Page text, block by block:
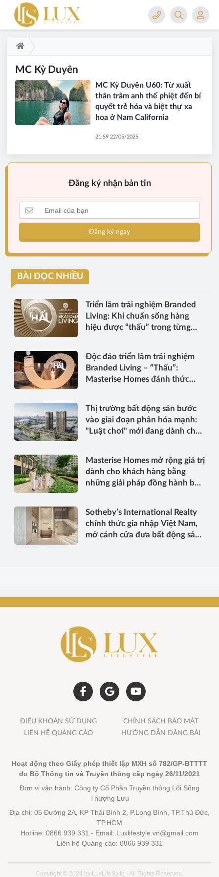
MC Kỳ Duyên
MC Kỳ Duyên U60: Từ xuất
thân trâm anh thế phiệt đến bí
quyết trẻ hóa và biệt thự xa
hoa ở Nam California
21:59 22/05/2025
Đăng ký nhận bản tin
Đăng ký ngay
BÀI ĐỌC NHIỀU
Triển lãm trải nghiệm Branded
Living: Khi chuẩn sống hàng
hiệu được “thấu” trong từng
Độc đáo triển lãm trải nghiệm
Branded Living – “Thấu”:
Masterise Homes đánh thức
Thị trường bất động sản bước
vào giai đoạn phân hóa mạnh:
"Luật chơi" mới đang dành cho
Masterise Homes mở rộng giá trị
dành cho khách hàng bằng
những giải pháp đồng hành bền
Sotheby’s International Realty
chính thức gia nhập Việt Nam,
mở cánh cửa đưa bất động sản
ĐIỀU KHOẢN SỬ DỤNG
CHÍNH SÁCH BẢO MẬT
LIÊN HỆ QUẢNG CÁO
HƯỚNG DẪN ĐĂNG BÀI
Hoạt động theo Giấy phép thiết lập MXH số 782/GP-BTTTT
do Bộ Thông tin và Truyền thông cấp ngày 26/11/2021
Đơn vị vận hành: Công ty Cổ Phần Truyền thông Lối Sống
Thượng Lưu
Địa chỉ: 05 Đường 2A, KP Thái Bình 2, P.Long Bình, TP.Thủ Đức,
TP.HCM
Hotline: 0866 939 331 - Email: Luxlifestyle.vn@gmail.com
Liên hệ Quảng cáo: 0866 939 331
Copyright © 2024 by LuxLifeStyle - All Rights Reserved.